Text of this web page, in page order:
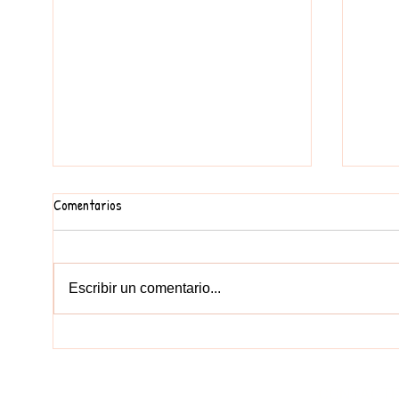
Comentarios
Escribir un comentario...